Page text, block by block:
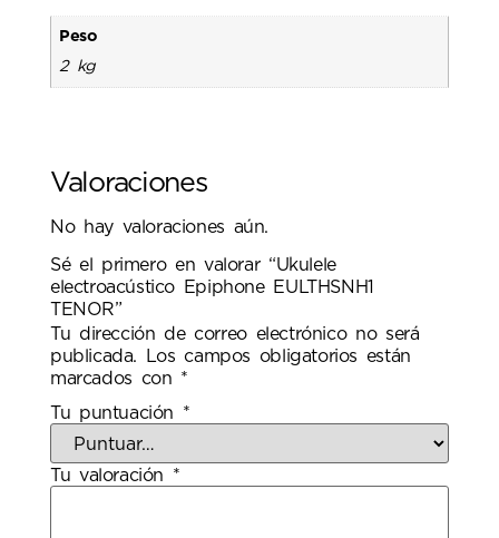
Peso
2 kg
Valoraciones
No hay valoraciones aún.
Sé el primero en valorar “Ukulele
electroacústico Epiphone EULTHSNH1
TENOR”
Tu dirección de correo electrónico no será
publicada.
Los campos obligatorios están
marcados con *
Tu puntuación *
Tu valoración *